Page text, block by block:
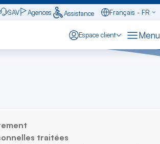
SAV Agences Assistance
Français - FR
Espace client Menu
traitées